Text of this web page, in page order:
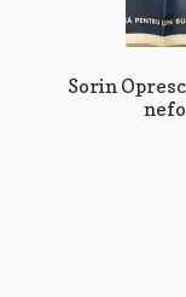
Sorin